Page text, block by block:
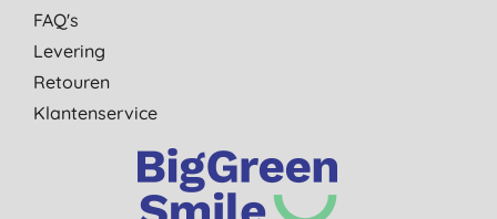
FAQ's
Levering
Retouren
Klantenservice